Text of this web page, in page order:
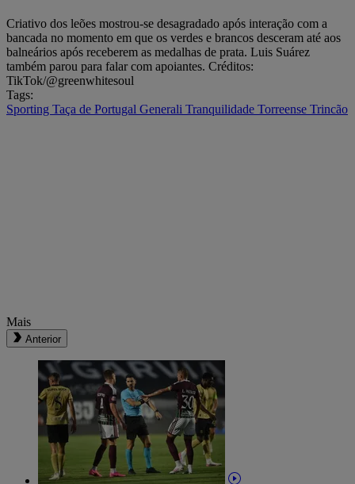
Criativo dos leões mostrou-se desagradado após interação com a
bancada no momento em que os verdes e brancos desceram até aos
balneários após receberem as medalhas de prata. Luis Suárez
também parou para falar com apoiantes. Créditos:
TikTok/@greenwhitesoul
Tags:
Sporting Taça de Portugal Generali Tranquilidade Torreense Trincão
Mais
Anterior